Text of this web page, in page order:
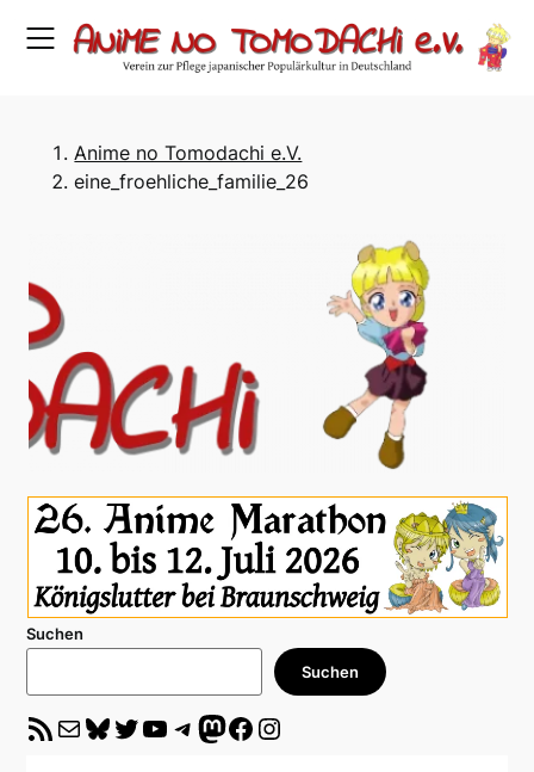
Anime no Tomodachi e.V.
eine_froehliche_familie_26
Suchen
Suchen
RSS-Feed E-Mail Bluesky Twitter YouTube Telegram Mastodon Facebook Instagram